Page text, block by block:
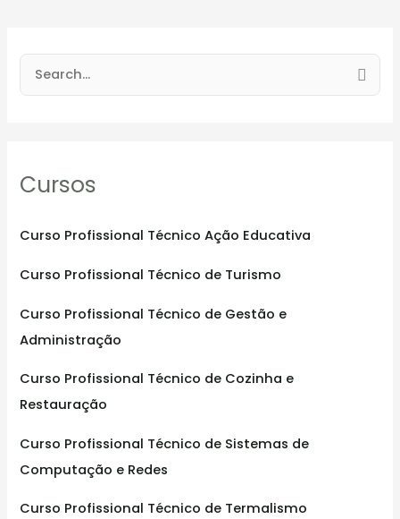
c
f
r
:
Cursos
Curso Profissional Técnico Ação Educativa
Curso Profissional Técnico de Turismo
Curso Profissional Técnico de Gestão e
Administração
Curso Profissional Técnico de Cozinha e
Restauração
Curso Profissional Técnico de Sistemas de
Computação e Redes
Curso Profissional Técnico de Termalismo